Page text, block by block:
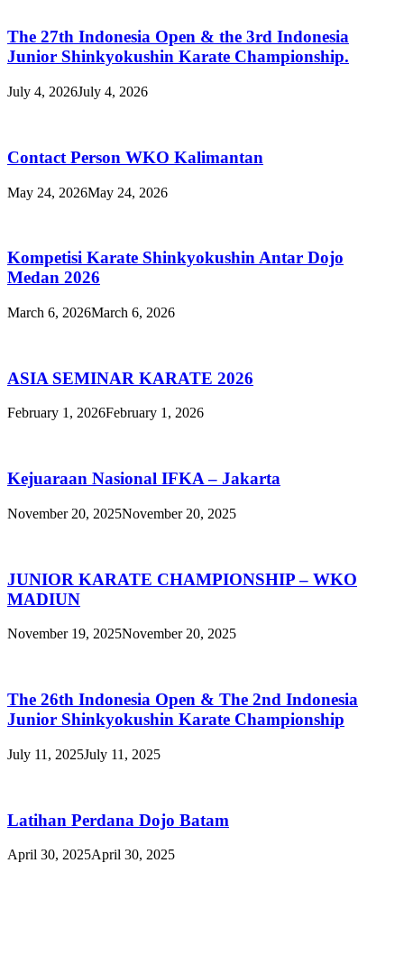
The 27th Indonesia Open & the 3rd Indonesia
Junior Shinkyokushin Karate Championship.
July 4, 2026July 4, 2026
Contact Person WKO Kalimantan
May 24, 2026May 24, 2026
Kompetisi Karate Shinkyokushin Antar Dojo
Medan 2026
March 6, 2026March 6, 2026
ASIA SEMINAR KARATE 2026
February 1, 2026February 1, 2026
Kejuaraan Nasional IFKA – Jakarta
November 20, 2025November 20, 2025
JUNIOR KARATE CHAMPIONSHIP – WKO
MADIUN
November 19, 2025November 20, 2025
The 26th Indonesia Open & The 2nd Indonesia
Junior Shinkyokushin Karate Championship
July 11, 2025July 11, 2025
Latihan Perdana Dojo Batam
April 30, 2025April 30, 2025